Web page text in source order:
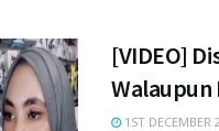
[VIDEO]
Walaupun
1ST DECEMBER